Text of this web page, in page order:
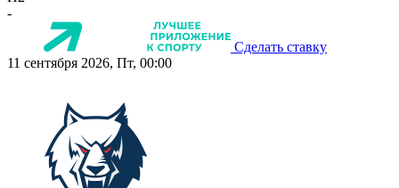
-
Сделать ставку
11 сентября 2026, Пт, 00:00